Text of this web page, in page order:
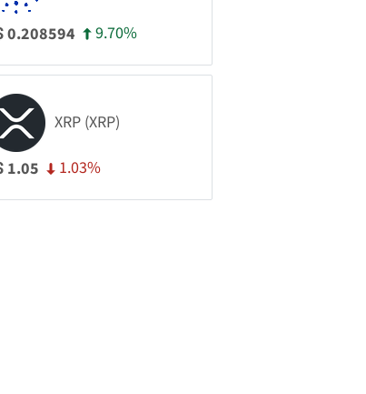
0.208594 9.70%
XRP (XRP)
1.05 1.03%